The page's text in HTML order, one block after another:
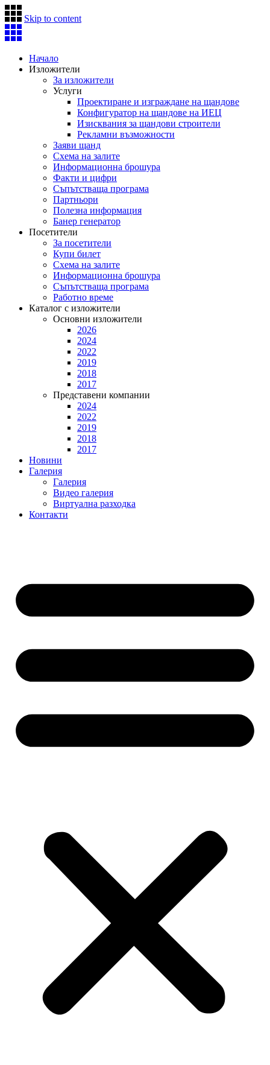
Skip to content
Начало
Изложители
За изложители
Услуги
Проектиране и изграждане на щандове
Конфигуратор на щандове на ИЕЦ
Изисквания за щандови строители
Рекламни възможности
Заяви щанд
Схема на залите
Информационна брошура
Факти и цифри
Съпътстваща програма
Партньори
Полезна информация
Банер генератор
Посетители
За посетители
Купи билет
Схема на залите
Информационна брошура
Съпътстваща програма
Работно време
Каталог с изложители
Основни изложители
2026
2024
2022
2019
2018
2017
Представени компании
2024
2022
2019
2018
2017
Новини
Галерия
Галерия
Видео галерия
Виртуална разходка
Контакти